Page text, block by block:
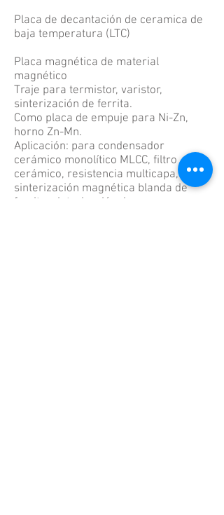
Placa de decantación de ceramica de
baja temperatura (LTC)
Placa magnética de material
magnético
Traje para termistor, varistor,
sinterización de ferrita.
Como placa de empuje para Ni-Zn,
horno Zn-Mn.
Aplicación: para condensador
cerámico monolítico MLCC, filtro
cerámico, resistencia multicapa,
sinterización magnética blanda de
ferrita, sinterización de